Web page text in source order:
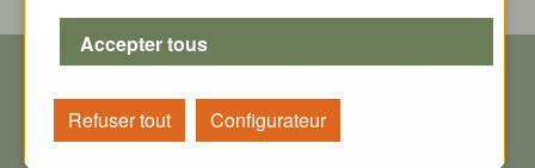
© Copyright - Tous droits réservés| Oxni GmbH
Impressum|GCV|Protection des données